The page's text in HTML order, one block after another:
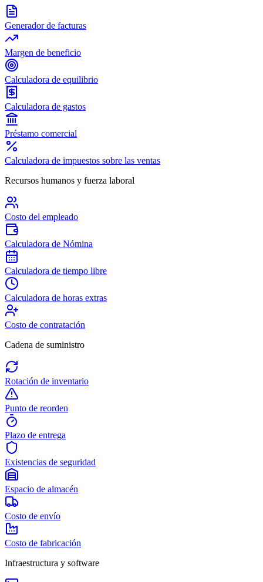
Generador de facturas
Margen de beneficio
Calculadora de equilibrio
Calculadora de gastos
Préstamo comercial
Calculadora de impuestos sobre las ventas
Recursos humanos y fuerza laboral
Costo del empleado
Calculadora de Nómina
Calculadora de tiempo libre
Calculadora de horas extras
Costo de contratación
Cadena de suministro
Rotación de inventario
Punto de reorden
Plazo de entrega
Existencias de seguridad
Espacio de almacén
Costo de envío
Costo de fabricación
Infraestructura y software